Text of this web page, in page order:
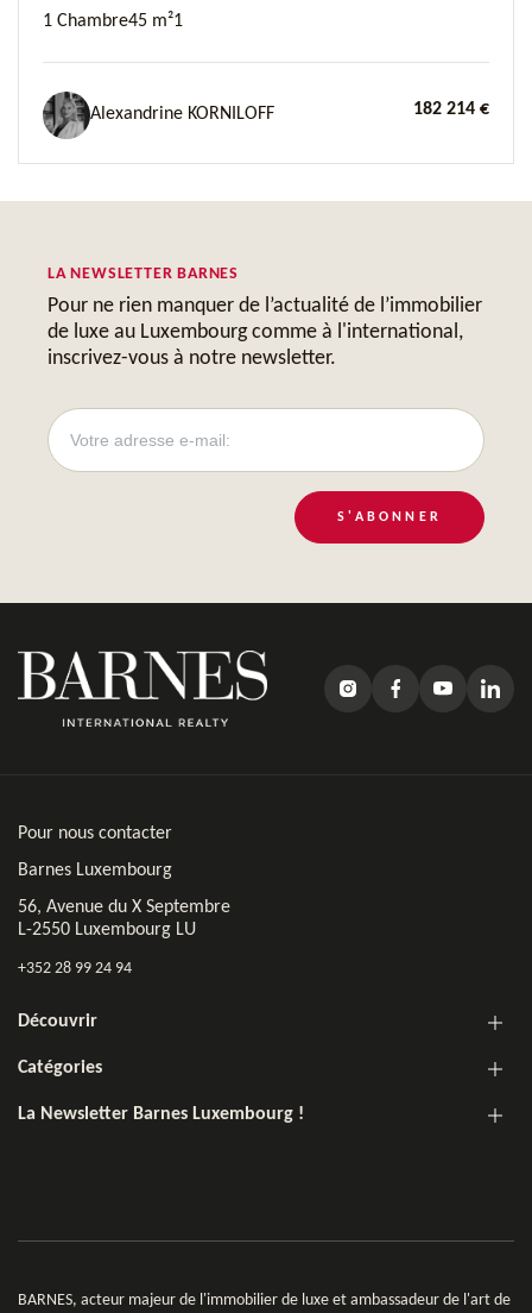
1 Chambre45 m²1
Alexandrine KORNILOFF 182 214 €
LA NEWSLETTER BARNES
Pour ne rien manquer de l’actualité de l’immobilier
de luxe au Luxembourg comme à l'international,
inscrivez-vous à notre newsletter.
S'ABONNER
Pour nous contacter
Barnes Luxembourg
56, Avenue du X Septembre
L-2550 Luxembourg LU
+352 28 99 24 94
Découvrir
Catégories
La Newsletter Barnes Luxembourg !
BARNES, acteur majeur de l'immobilier de luxe et ambassadeur de l'art de